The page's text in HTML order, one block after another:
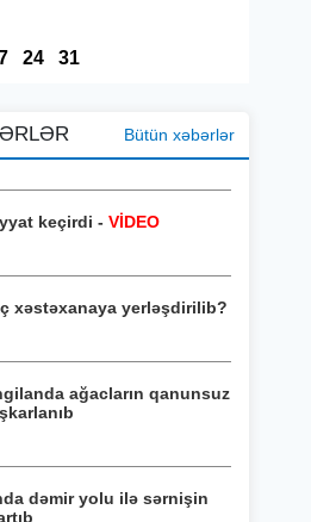
24 31
Bütün xəbərlər
keçirdi - VİDEO
xəstəxanaya yerləşdirilib?
ağacların qanunsuz
dəmir yolu ilə sərnişin